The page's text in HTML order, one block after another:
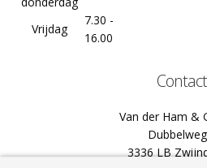
Vrijdag
7.30 -
16.00
Contact
Van der Ham &
3336 LB